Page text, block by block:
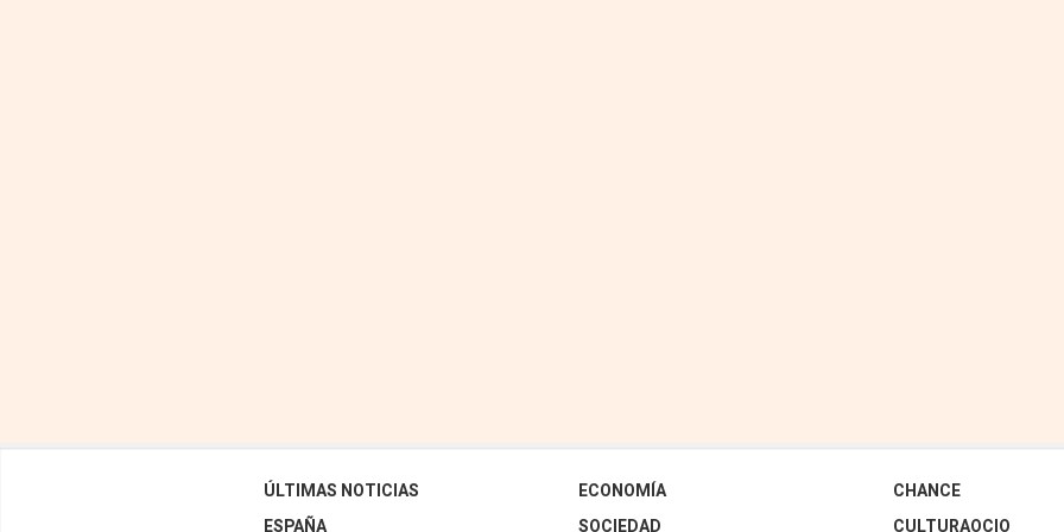
ÚLTIMAS NOTICIAS
ESPAÑA
ECONOMÍA
SOCIEDAD
CHANCE
CULTURAOCIO